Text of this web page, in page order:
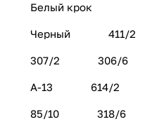
Белый крок
Черный 411/2
307/2 306/6
А-13 614/2
85/10 318/6